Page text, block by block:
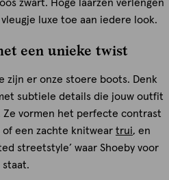
zwart. Hoge laarzen verlengen
luxe toe aan iedere look.
een unieke twist
zijn er onze stoere boots. Denk
subtiele details die jouw outfit
vormen het perfecte contrast
een zachte knitwear trui, en
streetstyle’ waar Shoeby voor
staat.